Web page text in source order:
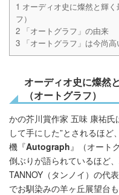
1 オーディオ史に燦然と輝
フ）
2 「オートグラフ」の由来
3 「オートグラフ」は今尚
オーディオ史に燦然
（オートグラフ）
かの芥川賞作家 五味 康祐
して手にした”とされるほ
機『Autograph 』（オート
倒ぶりが語られているほど
TANNOY（タンノイ）の代
でお馴染みの羊ヶ丘展望台